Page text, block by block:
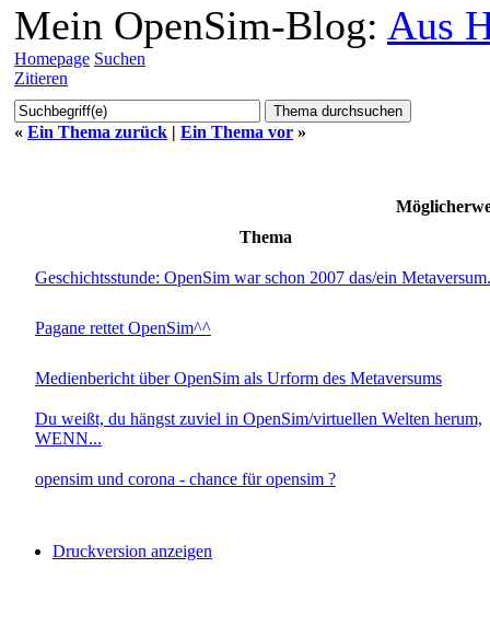
Mein OpenSim-Blog: Aus
Homepage Suchen
Zitieren
« Ein Thema zurück | Ein Thema vor »
Thema
Geschichtsstunde: OpenSim war schon 2007 das/ein
Pagane rettet OpenSim^^
Medienbericht über OpenSim als Urform des Metaversums
Du weißt, du hängst zuviel in OpenSim/virtuellen Welten herum,
WENN...
opensim und corona - chance für opensim ?
Druckversion anzeigen